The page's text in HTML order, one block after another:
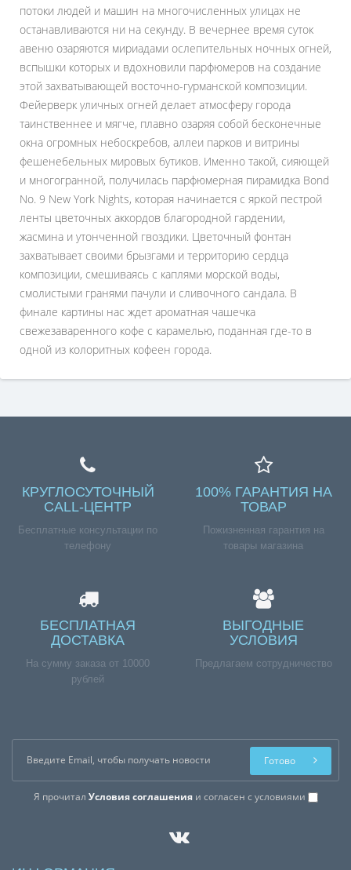
потоки людей и машин на многочисленных улицах не
останавливаются ни на секунду. В вечернее время суток
авеню озаряются мириадами ослепительных ночных огней,
вспышки которых и вдохновили парфюмеров на создание
этой захватывающей восточно-гурманской композиции.
Фейерверк уличных огней делает атмосферу города
таинственнее и мягче, плавно озаряя собой бесконечные
окна огромных небоскребов, аллеи парков и витрины
фешенебельных мировых бутиков. Именно такой, сияющей
и многогранной, получилась парфюмерная пирамидка Bond
No. 9 New York Nights, которая начинается с яркой пестрой
ленты цветочных аккордов благородной гардении,
жасмина и утонченной гвоздики. Цветочный фонтан
захватывает своими брызгами и территорию сердца
композиции, смешиваясь с каплями морской воды,
смолистыми гранями пачули и сливочного сандала. В
финале картины нас ждет ароматная чашечка
свежезаваренного кофе с карамелью, поданная где-то в
одной из колоритных кофеен города.
КРУГЛОСУТОЧНЫЙ
CALL-ЦЕНТР
Бесплатные консультации по
телефону
100% ГАРАНТИЯ НА
ТОВАР
Пожизненная гарантия на
товары магазина
БЕСПЛАТНАЯ
ДОСТАВКА
На сумму заказа от 10000
рублей
ВЫГОДНЫЕ
УСЛОВИЯ
Предлагаем сотрудничество
Я прочитал Условия соглашенияи согласен с условиями
Готово